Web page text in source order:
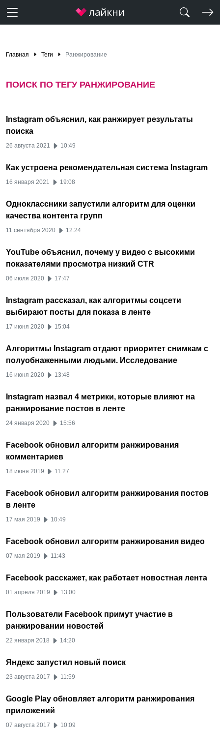
Главная Теги Ранжирование
ПОИСК ПО ТЕГУ РАНЖИРОВАНИЕ
Instagram объяснил, как ранжирует результаты
поиска
26 августа 2021 10:49
Как устроена рекомендательная система Instagram
16 января 2021 19:08
Одноклассники запустили алгоритм для оценки
качества контента групп
11 сентября 2020 12:24
YouTube объяснил, почему у видео с высокими
показателями просмотра низкий CTR
06 июля 2020 17:47
Instagram рассказал, как алгоритмы соцсети
выбирают посты для показа в ленте
17 июня 2020 15:04
Алгоритмы Instagram отдают приоритет снимкам с
полуобнаженными людьми. Исследование
16 июня 2020 13:48
Instagram назвал 4 метрики, которые влияют на
ранжирование постов в ленте
24 января 2020 15:56
Facebook обновил алгоритм ранжирования
комментариев
18 июня 2019 11:27
Facebook обновил алгоритм ранжирования постов
в ленте
17 мая 2019 10:49
Facebook обновил алгоритм ранжирования видео
07 мая 2019 11:43
Facebook расскажет, как работает новостная лента
01 апреля 2019 13:00
Пользователи Facebook примут участие в
ранжировании новостей
22 января 2018 14:20
Яндекс запустил новый поиск
23 августа 2017 11:59
Google Play обновляет алгоритм ранжирования
приложений
07 августа 2017 10:09